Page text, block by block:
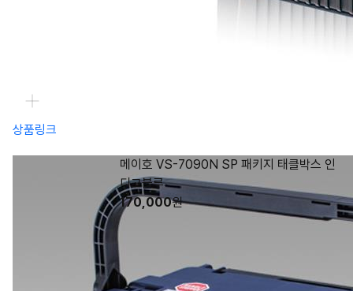
상품링크
메이호 VS-7090N SP 패키지 태클박스 인
디고블루
170,000원